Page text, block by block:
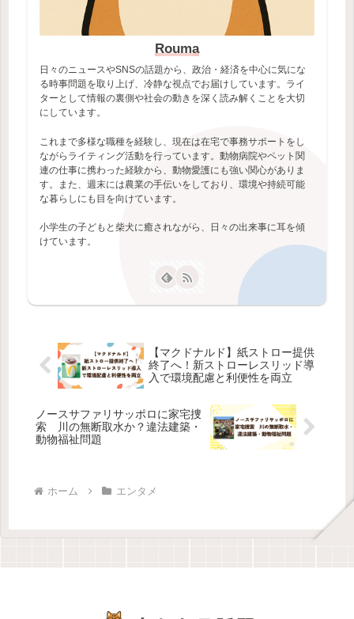
Rouma
日々のニュースやSNSの話題から、政治・経済を中心に気にな
る時事問題を取り上げ、冷静な視点でお届けしています。ライ
ターとして情報の裏側や社会の動きを深く読み解くことを大切
にしています。
これまで多様な職種を経験し、現在は在宅で事務サポートをし
ながらライティング活動を行っています。動物病院やペット関
連の仕事に携わった経験から、動物愛護にも強い関心がありま
す。また、週末には農業の手伝いをしており、環境や持続可能
な暮らしにも目を向けています。
小学生の子どもと柴犬に癒されながら、日々の出来事に耳を傾
けています。
【マクドナルド】紙ストロー提供
終了へ！新ストローレスリッド導
入で環境配慮と利便性を両立
ノースサファリサッポロに家宅捜
索 川の無断取水か？違法建築・
動物福祉問題
ホーム エンタメ